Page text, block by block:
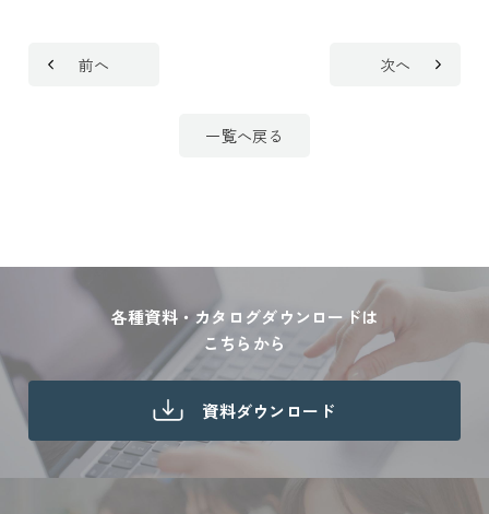
前へ
一覧へ戻る
次へ
各種資料・カタログダウンロードは
こちらから
資料ダウンロード